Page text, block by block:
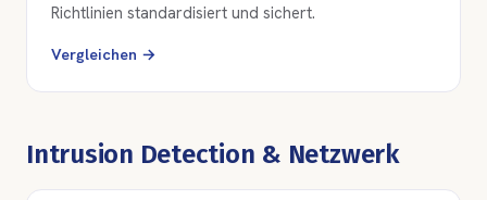
Richtlinien standardisiert und sichert.
Vergleichen →
Intrusion Detection & Netzwerk